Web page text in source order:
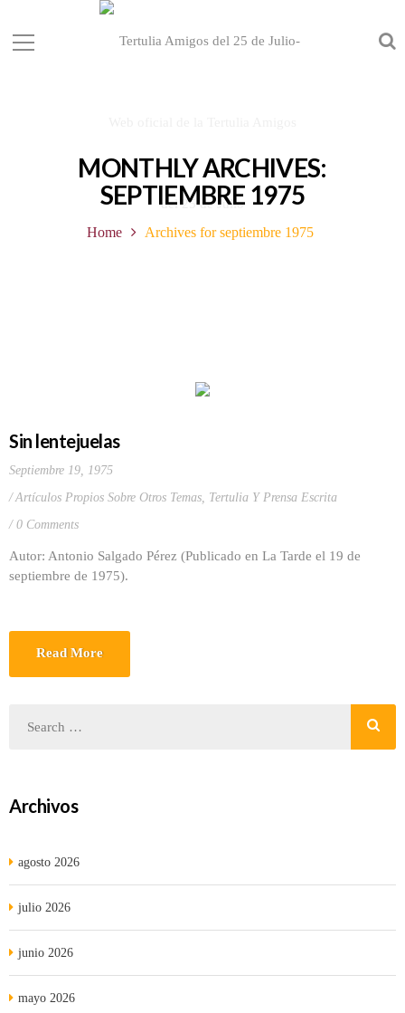
MONTHLY ARCHIVES:
SEPTIEMBRE 1975
Home Archives for septiembre 1975
Sin lentejuelas
Septiembre 19, 1975
Artículos Propios Sobre Otros Temas, Tertulia Y Prensa Escrita
0 Comments
Autor: Antonio Salgado Pérez (Publicado en La Tarde el 19 de
septiembre de 1975).
Read More
Archivos
agosto 2026
julio 2026
junio 2026
mayo 2026